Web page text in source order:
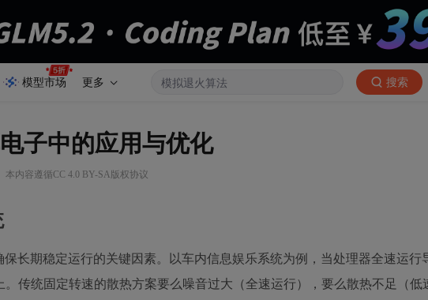
模型市场 更多 搜索
子中的应用与优化
本内容遵循CC 4.0 BY-SA版权协议
长期稳定运行的关键因素。以车内信息娱乐系统为例，当处理器全速运行
传统固定转速的散热方案要么噪音过大（全速运行），要么散热不足（低